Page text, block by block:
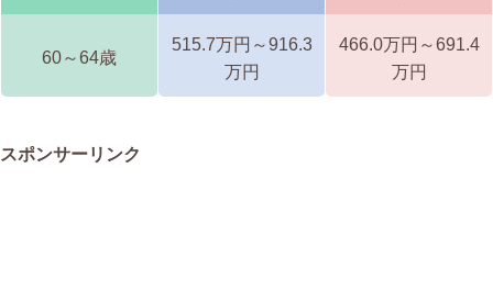
60～64歳
515.7万円～916.3
万円
466.0万円～691.4
万円
スポンサーリンク